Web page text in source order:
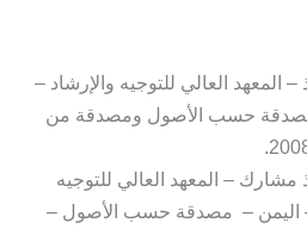
– المعهد العالي للتوجيه والإرشاد –
حسب الأصول ومصدقة من
مشارك – المعهد العالي للتوجيه
– اليمن – مصدقة حسب الأصول –